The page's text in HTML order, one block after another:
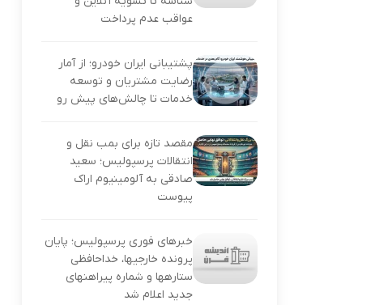
عواقب عدم پرداخت
پشتیبانی ایران خودرو؛ از آمار
رضایت مشتریان و توسعه
خدمات تا چالش‌های پیش رو
مقصد تازه برای بمب نقل و
انتقالات پرسپولیس؛ سعید
صادقی به آلومینیوم اراک
پیوست
خبرهای فوری پرسپولیس؛ پایان
پرونده خارجیها، خداحافظی
ستارهها و شماره پیراهنهای
جدید اعلام شد